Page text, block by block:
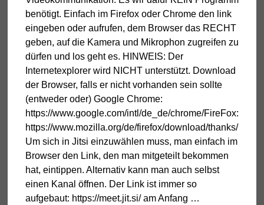
benötigt. Einfach im Firefox oder Chrome den link
eingeben oder aufrufen, dem Browser das RECHT
geben, auf die Kamera und Mikrophon zugreifen zu
dürfen und los geht es. HINWEIS: Der
Internetexplorer wird NICHT unterstützt. Download
der Browser, falls er nicht vorhanden sein sollte
(entweder oder) Google Chrome:
https://www.google.com/intl/de_de/chrome/
https://www.mozilla.org/de/firefox/download/thanks/
Um sich in Jitsi einzuwählen muss, man einfach im
Browser den Link, den man mitgeteilt bekommen
hat, eintippen. Alternativ kann man auch selbst
einen Kanal öffnen. Der Link ist immer so
aufgebaut: https://meet.jit.si/ am Anfang …